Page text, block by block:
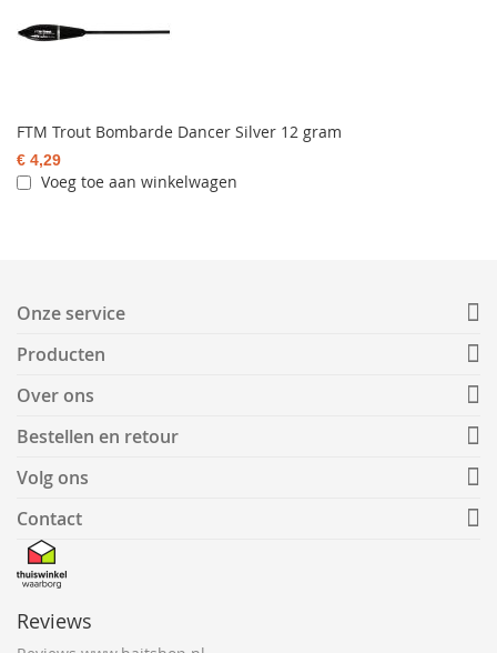
FTM Trout Bombarde Dancer Silver 12 gram
€ 4,29
Voeg toe aan winkelwagen
Onze service
Producten
Over ons
Bestellen en retour
Volg ons
Contact
Reviews